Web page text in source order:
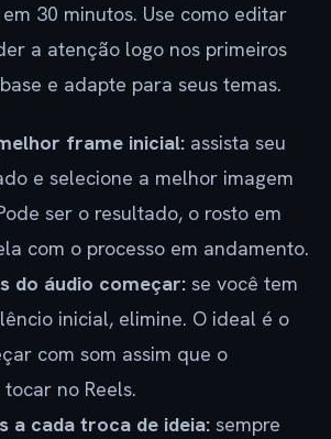
30 minutos. Use como editar
a atenção logo nos primeiros
e adapte para seus temas.
frame inicial: assista seu
e selecione a melhor imagem
ser o resultado, o rosto em
com o processo em andamento.
do áudio começar: se você tem
inicial, elimine. O ideal é o
com som assim que o
no Reels.
a cada troca de ideia: sempre